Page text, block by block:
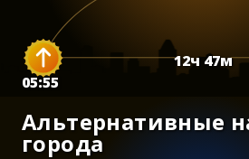
05:55
12ч47м
Альтернативные
города